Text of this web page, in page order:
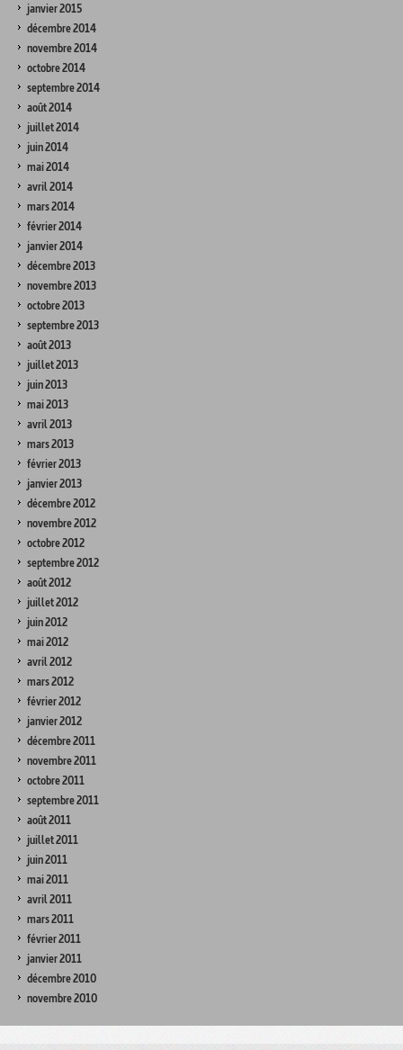
janvier 2015
décembre 2014
novembre 2014
octobre 2014
septembre 2014
août 2014
juillet 2014
juin 2014
mai 2014
avril 2014
mars 2014
février 2014
janvier 2014
décembre 2013
novembre 2013
octobre 2013
septembre 2013
août 2013
juillet 2013
juin 2013
mai 2013
avril 2013
mars 2013
février 2013
janvier 2013
décembre 2012
novembre 2012
octobre 2012
septembre 2012
août 2012
juillet 2012
juin 2012
mai 2012
avril 2012
mars 2012
février 2012
janvier 2012
décembre 2011
novembre 2011
octobre 2011
septembre 2011
août 2011
juillet 2011
juin 2011
mai 2011
avril 2011
mars 2011
février 2011
janvier 2011
décembre 2010
novembre 2010